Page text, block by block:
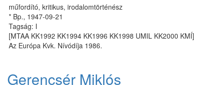
műfordító, kritikus, irodalomtörténész
* Bp., 1947-09-21
Tagság: I
[MTAA KK1992 KK1994 KK1996 KK1998 UMIL KK2000 KMÍ]
Az Európa Kvk. Nívódíja 1986.
Gerencsér Miklós